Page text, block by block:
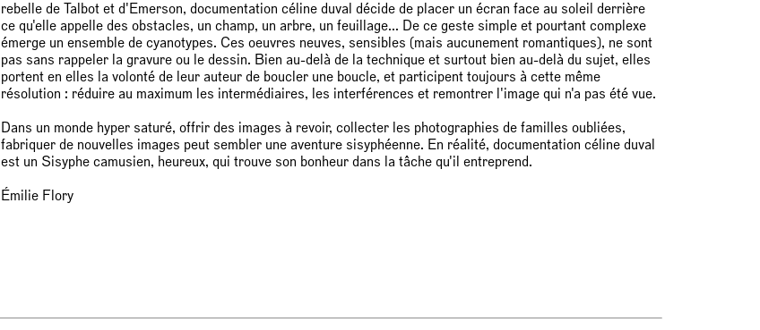
rebelle de Talbot et d'Emerson, documentation céline duval décide de placer un écran face au soleil derrière
ce qu'elle appelle des obstacles, un champ, un arbre, un feuillage... De ce geste simple et pourtant complexe
émerge un ensemble de cyanotypes. Ces oeuvres neuves, sensibles (mais aucunement romantiques), ne sont
pas sans rappeler la gravure ou le dessin. Bien au-delà de la technique et surtout bien au-delà du sujet, elles
portent en elles la volonté de leur auteur de boucler une boucle, et participent toujours à cette même
résolution : réduire au maximum les intermédiaires, les interférences et remontrer l'image qui n'a pas été vue.
Dans un monde hyper saturé, offrir des images à revoir, collecter les photographies de familles oubliées,
fabriquer de nouvelles images peut sembler une aventure sisyphéenne. En réalité, documentation céline duval
est un Sisyphe camusien, heureux, qui trouve son bonheur dans la tâche qu'il entreprend.
Émilie Flory